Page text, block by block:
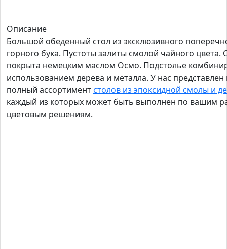
Описание
Большой обеденный стол из эксклюзивного
горного бука. Пустоты залиты смолой чайного цвета.
покрыта немецким маслом Осмо. Подстолье
использованием дерева и металла. У нас
полный ассортиментстолов из эпоксидной смолы и
каждый из которых может быть выполнен по вашим
цветовым решениям.